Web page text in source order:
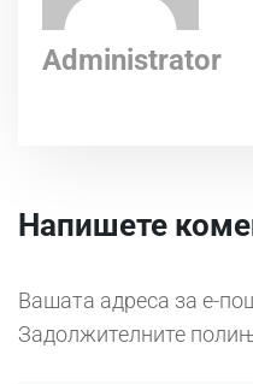
Administrator
Напишете
Вашата адреса за е-
Задолжителните